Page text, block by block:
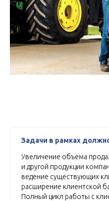
Задачи в рамках
Увеличение объема
и другой продукции
ведение существующих
расширение клиентской
Полный цикл работы с